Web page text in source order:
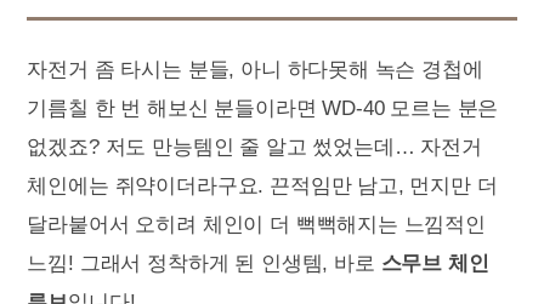
자전거 좀 타시는 분들, 아니 하다못해 녹슨 경첩에
기름칠 한 번 해보신 분들이라면 WD-40 모르는 분은
없겠죠? 저도 만능템인 줄 알고 썼었는데… 자전거
체인에는 쥐약이더라구요. 끈적임만 남고, 먼지만 더
달라붙어서 오히려 체인이 더 뻑뻑해지는 느낌적인
느낌! 그래서 정착하게 된 인생템, 바로 스무브 체인